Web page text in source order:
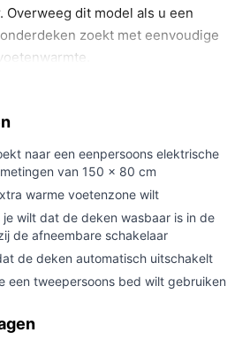
Overweeg dit model als u een
zoekt met eenvoudige
eenpersoons onderdeken zoekt
extra warme voetenzone en drie
en u waarde hecht aan een
u een deken nodig heeft die
(de specificatie geeft aan:
Nee).
controleer of de maat 150 x
naar een eenpersoons elektrische
van 150 x 80 cm
warme voetenzone wilt
je wilt dat de deken wasbaar is in de
de afneembare schakelaar
de deken automatisch uitschakelt
een tweepersoons bed wilt gebruiken